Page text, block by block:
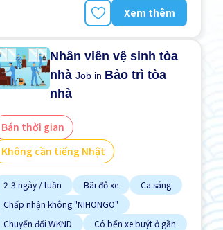
Xem thêm
Nhân viên vệ sinh tòa
nhàJob in Bảo trì tòa
nhà
Bán thời gian
Không cần tiếng Nhật
2-3 ngày / tuần Bãi đỗ xe
Ca sáng
Chấp nhận không "NIHONGO"
Chuyển đổi WKND
Có bến xe buýt ở gần